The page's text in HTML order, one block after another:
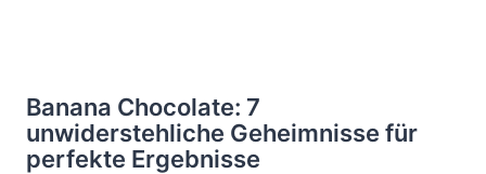
Banana Chocolate: 7
unwiderstehliche Geheimnisse für
perfekte Ergebnisse